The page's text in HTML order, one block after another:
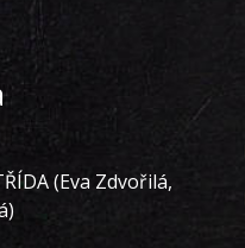
(Eva Zdvořilá,